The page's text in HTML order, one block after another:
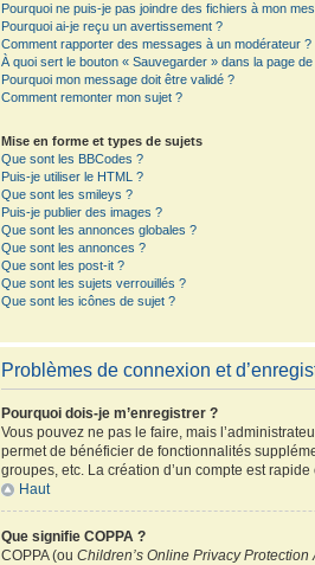
Pourquoi ne puis-je pas joindre des fichiers à mon
Pourquoi ai-je reçu un avertissement ?
Comment rapporter des messages à un modérateur ?
À quoi sert le bouton « Sauvegarder » dans la page
Pourquoi mon message doit être validé ?
Comment remonter mon sujet ?
Mise en forme et types de sujets
Que sont les BBCodes ?
Puis-je utiliser le HTML ?
Que sont les smileys ?
Puis-je publier des images ?
Que sont les annonces globales ?
Que sont les annonces ?
Que sont les post-it ?
Que sont les sujets verrouillés ?
Que sont les icônes de sujet ?
Problèmes de connexion et
Pourquoi dois-je m’enregistrer ?
Vous pouvez ne pas le faire, mais
permet de bénéficier de fonctionnalités
groupes, etc. La création d’un compte est
Haut
Que signifie COPPA ?
COPPA (ouChildren’s Online Privacy Protection